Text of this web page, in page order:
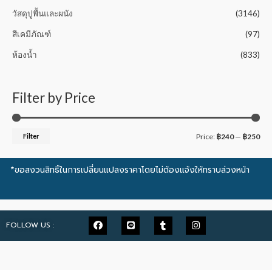
วัสดุปูพื้นและผนัง (3146)
สีเคมีภัณฑ์ (97)
ห้องน้ำ (833)
Filter by Price
Filter Price: ฿240— ฿250
*ขอสงวนสิทธิ์ในการเปลี่ยนแปลงราคาโดยไม่ต้องแจ้งให้ทราบล่วงหน้า
FOLLOW US :